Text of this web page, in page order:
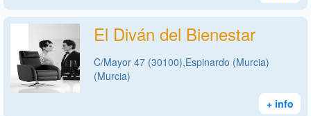
El Diván del Bienestar
C/Mayor 47 (30100),Espinardo (Murcia)
(Murcia)
+ info